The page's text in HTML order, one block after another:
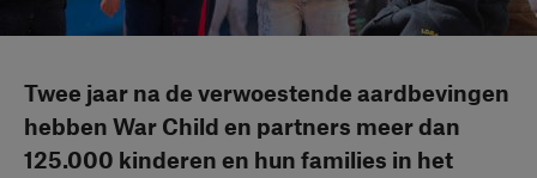
Twee jaar na de verwoestende aardbevingen
hebben War Child en partners meer dan
125.000 kinderen en hun families in het